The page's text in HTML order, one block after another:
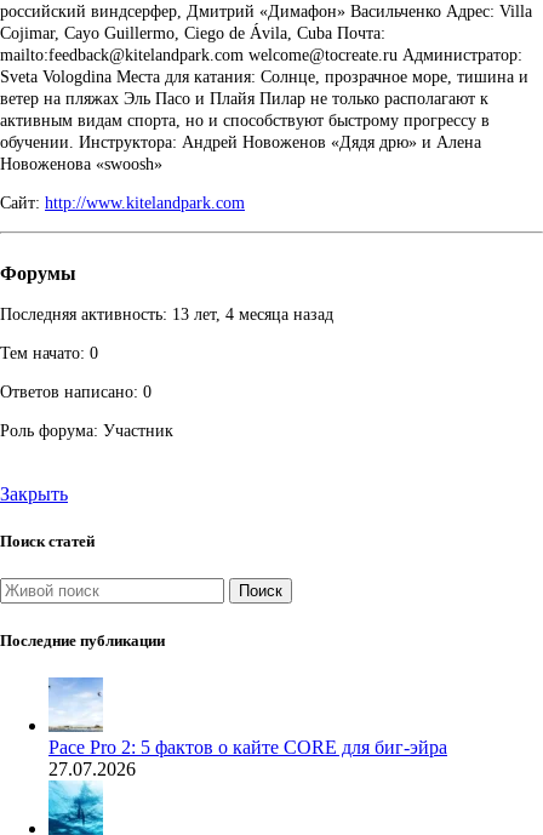
российский виндсерфер, Дмитрий «Димафон» Васильченко Адрес: Villa
Cojimar, Cayo Guillermo, Ciego de Ávila, Cuba Почта:
mailto:feedback@kitelandpark.com welcome@tocreate.ru Администратор:
Sveta Vologdina Места для катания: Солнце, прозрачное море, тишина и
ветер на пляжах Эль Пасо и Плайя Пилар не только располагают к
активным видам спорта, но и способствуют быстрому прогрессу в
обучении. Инструктора: Андрей Новоженов «Дядя дрю» и Алена
Новоженова «swoosh»
Сайт: http://www.kitelandpark.com
Форумы
Последняя активность: 13 лет, 4 месяца назад
Тем начато: 0
Ответов написано: 0
Роль форума: Участник
Закрыть
Поиск статей
Поиск
Последние публикации
Pace Pro 2: 5 фактов о кайте CORE для биг-эйра
27.07.2026